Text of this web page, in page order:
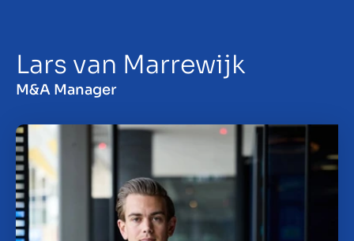
Salg af virksomhed
Insights
Lars van Marrewijk
M&A Manager